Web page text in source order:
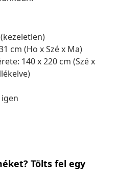
cm (Ho x Szé x Ma)
140 x 220 cm (Szé x
Tölts fel egy